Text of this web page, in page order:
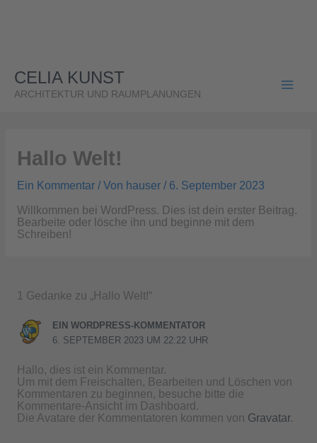
CELIA KUNST
ARCHITEKTUR UND RAUMPLANUNGEN
Hallo Welt!
Ein Kommentar / Von hauser / 6. September 2023
Willkommen bei WordPress. Dies ist dein erster Beitrag.
Bearbeite oder lösche ihn und beginne mit dem
Schreiben!
1 Gedanke zu „Hallo Welt!“
EIN WORDPRESS-KOMMENTATOR
6. SEPTEMBER 2023 UM 22:22 UHR
Hallo, dies ist ein Kommentar.
Um mit dem Freischalten, Bearbeiten und Löschen von
Kommentaren zu beginnen, besuche bitte die
Kommentare-Ansicht im Dashboard.
Die Avatare der Kommentatoren kommen von Gravatar.